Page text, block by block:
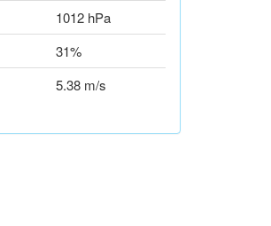
1012 hPa
31%
5.38 m/s